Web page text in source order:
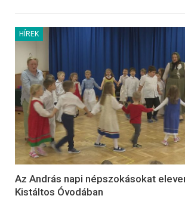
HÍREK
Az András napi népszokásokat
Kistáltos Óvodában